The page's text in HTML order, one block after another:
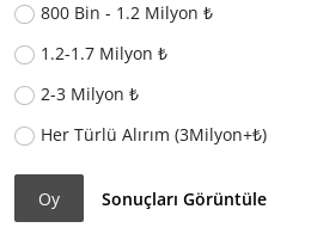
800 Bin - 1.2 Milyon ₺
1.2-1.7 Milyon ₺
2-3 Milyon ₺
Her Türlü Alırım (3Milyon+₺)
Oy Sonuçları Görüntüle